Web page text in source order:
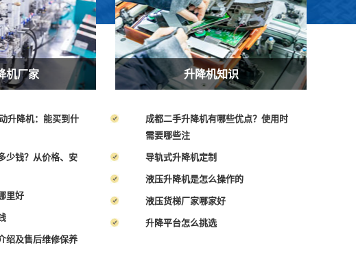
机厂家
升降机：能买到什
少钱？从价格、安
里好
绍及售后维修保养
升降机知识
成都二手升降机有哪些优点？使用时
需要哪些注
导轨式升降机定制
液压升降机是怎么操作的
液压货梯厂家哪家好
升降平台怎么挑选